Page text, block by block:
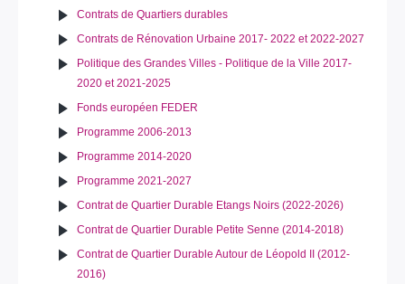
Contrats de Quartiers durables
Contrats de Rénovation Urbaine 2017- 2022 et 2022-2027
Politique des Grandes Villes - Politique de la Ville 2017-
2020 et 2021-2025
Fonds européen FEDER
Programme 2006-2013
Programme 2014-2020
Programme 2021-2027
Contrat de Quartier Durable Etangs Noirs (2022-2026)
Contrat de Quartier Durable Petite Senne (2014-2018)
Contrat de Quartier Durable Autour de Léopold II (2012-
2016)